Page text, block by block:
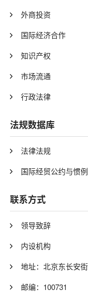
外商投资
国际经济合作
知识产权
市场流通
行政法律
法规数据库
法律法规
国际经贸公约与惯例
联系方式
领导致辞
内设机构
地址：北京东长安
邮编：100731